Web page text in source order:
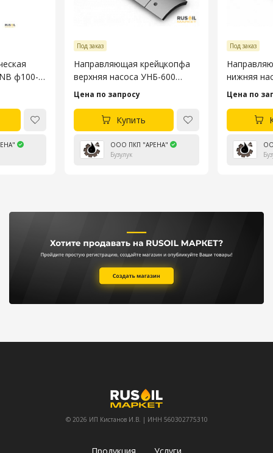
ф100-
Под заказ
Направляющая крейцкопфа
верхняя насоса УНБ-600
4045.53.106-4
Цена по запросу
Купить
ООО ПКП "АРЕНА"
Бузулук
Под заказ
нижняя
Цена по
© 2026 ИП Кистанов И.В. | ИНН 560302775310